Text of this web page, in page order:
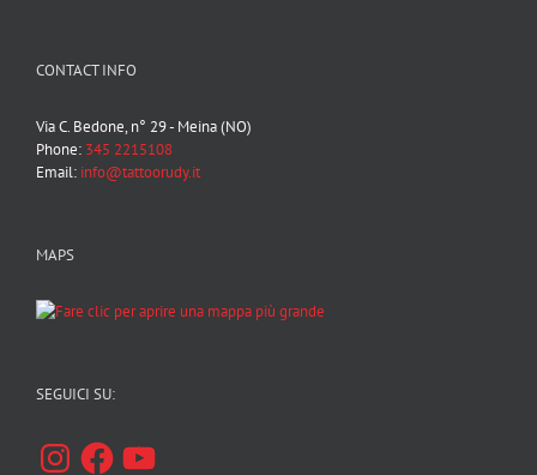
CONTACT INFO
Via C. Bedone, n° 29 - Meina (NO)
Phone: 345 2215108
Email: info@tattoorudy.it
MAPS
SEGUICI SU:
InstagramFacebookYouTube